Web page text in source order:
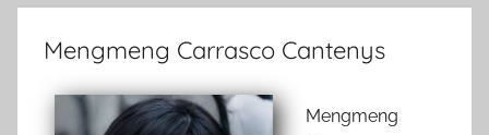
Mengmeng Carrasco Cantenys
Mengmeng